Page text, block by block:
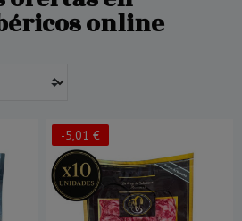
online
-5,01 €